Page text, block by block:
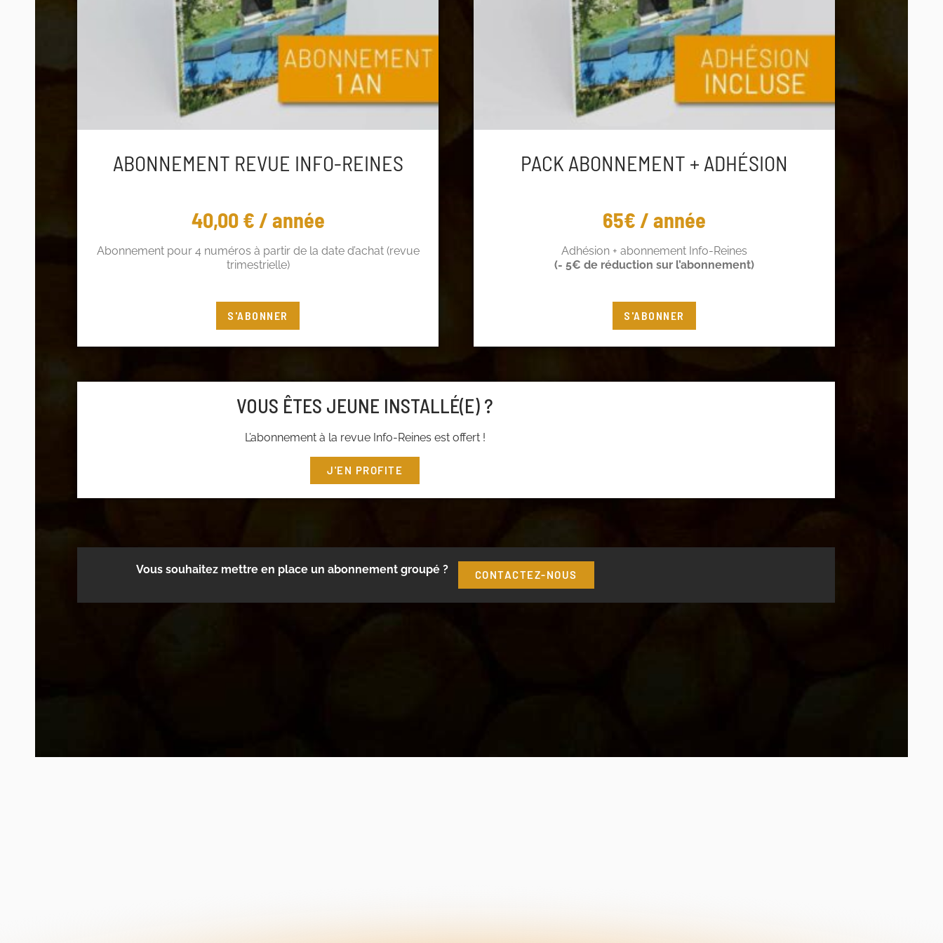
ABONNEMENT REVUE INFO-REINES
40,00€ / année
Abonnement pour 4 numéros à partir de la date d’achat (revue
trimestrielle)
Vous êtes adhérent ? Profitez de 5€ de réduction !
à votre compte adhérent ou cliquez
S'ABONNER
PACK ABONNEMENT + ADHÉSION
65€ / année
Adhésion + abonnement Info-Reines
(- 5€ de réduction sur l’abonnement)
S'ABONNER
VOUS ÊTES JEUNE INSTALLÉ(E) ?
L’abonnement à la revue Info-Reines est offert !
J'EN PROFITE
Vous souhaitez mettre en place un abonnement groupé ? CONTACTEZ-NOUS